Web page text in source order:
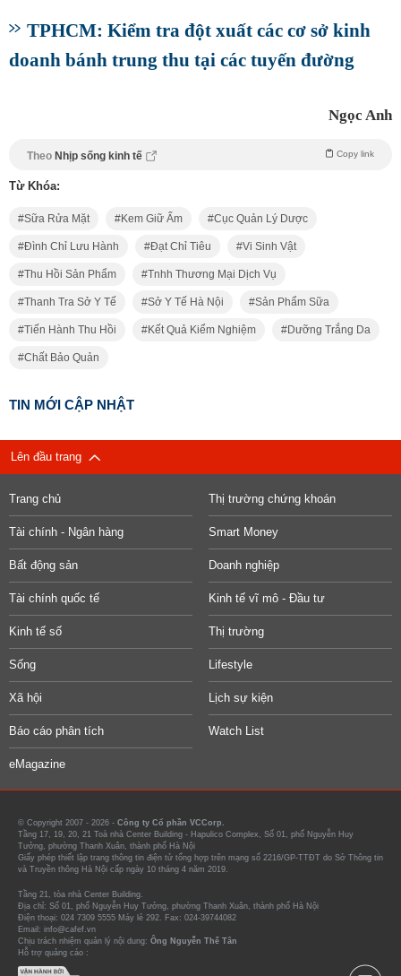
TPHCM: Kiểm tra đột xuất các cơ sở kinh
doanh bánh trung thu tại các tuyến đường
Ngọc Anh
Theo Nhịp sống kinh tế Copy link
Từ Khóa:
Sữa Rửa Mặt Kem Giữ Ẩm Cục Quản Lý Dược
Đình Chỉ Lưu Hành Đạt Chỉ Tiêu Vi Sinh Vật
Thu Hồi Sản Phẩm Tnhh Thương Mại Dịch Vụ
Thanh Tra Sở Y Tế Sở Y Tế Hà Nội Sản Phẩm Sữa
Tiến Hành Thu Hồi Kết Quả Kiểm Nghiệm Dưỡng Trắng Da
Chất Bảo Quản
TIN MỚI CẬP NHẬT
Lên đầu trang
Trang chủ Thị trường chứng khoán
Tài chính - Ngân hàng Smart Money
Bất động sản Doanh nghiệp
Tài chính quốc tế Kinh tế vĩ mô - Đầu tư
Kinh tế số Thị trường
Sống Lifestyle
Xã hội Lịch sự kiện
Báo cáo phân tích Watch List
eMagazine
© Copyright 2007 - 2026 - Công ty Cổ phần VCCorp.
Tầng 17, 19, 20, 21 Toà nhà Center Building - Hapulico Complex, Số 01, phố Nguyễn Huy
Tưởng, phường Thanh Xuân, thành phố Hà Nội
Giấy phép thiết lập trang thông tin điện tử tổng hợp trên mạng số 2216/GP-TTĐT do Sở Thông tin
và Truyền thông Hà Nội cấp ngày 10 tháng 4 năm 2019.
Tầng 21, tòa nhà Center Building.
Địa chỉ: Số 01, phố Nguyễn Huy Tưởng, phường Thanh Xuân, thành phố Hà Nội
Điện thoại: 024 7309 5555 Máy lẻ 292. Fax: 024-39744082
Email: info@cafef.vn
Chịu trách nhiệm quản lý nội dung: Ông Nguyễn Thế Tân
Hỗ trợ quảng cáo :